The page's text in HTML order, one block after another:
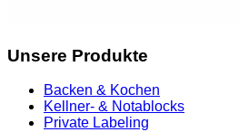
Unsere Produkte
Backen & Kochen
Kellner- & Notablocks
Private Labeling